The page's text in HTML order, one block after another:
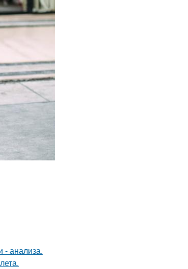
- анализа.